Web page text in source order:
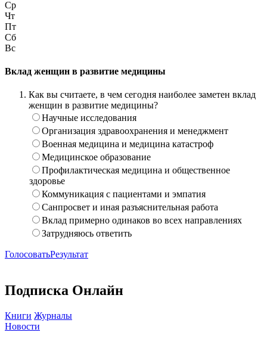
Ср
Чт
Пт
Сб
Вс
Вклад женщин в развитие медицины
Как вы считаете, в чем сегодня наиболее заметен вклад
женщин в развитие медицины?
Научные исследования
Организация здравоохранения и менеджмент
Военная медицина и медицина катастроф
Медицинское образование
Профилактическая медицина и общественное
здоровье
Коммуникация с пациентами и эмпатия
Санпросвет и иная разъяснительная работа
Вклад примерно одинаков во всех направлениях
Затрудняюсь ответить
ГолосоватьРезультат
Подписка Онлайн
Книги Журналы
Новости